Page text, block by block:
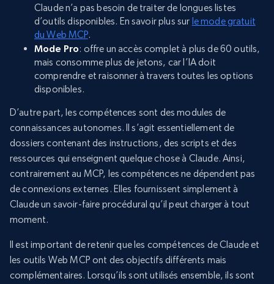
Claude n’a pas besoin de traiter de longues listes
d’outils disponibles. En savoir plus sur le mode gratuit
du Web MCP.
Mode Pro: offre un accès complet à plus de 60 outils,
mais consomme plus de jetons, car l’IA doit
comprendre et raisonner à travers toutes les options
disponibles.
D’autre part, les compétences sont des modules de
connaissances autonomes. Il s’agit essentiellement de
dossiers contenant des instructions, des scripts et des
ressources qui enseignent quelque chose à Claude. Ainsi,
contrairement au MCP, les compétences ne dépendent pas
de connexions externes. Elles fournissent simplement à
Claude un savoir-faire procédural qu’il peut charger à tout
moment.
Il est important de retenir que les compétences de Claude et
les outils Web MCP ont des objectifs différents mais
complémentaires. Lorsqu’ils sont utilisés ensemble, ils sont